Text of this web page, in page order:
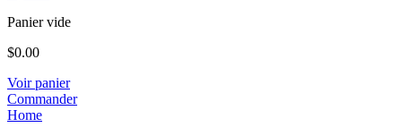
Panier vide
$0.00
Voir panier
Commander
Home